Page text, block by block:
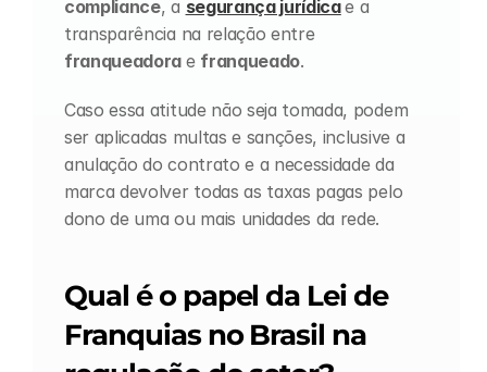
compliance, a segurança jurídicae a
transparência na relação entre
franqueadora e franqueado.
Caso essa atitude não seja tomada, podem
ser aplicadas multas e sanções, inclusive a
anulação do contrato e a necessidade da
marca devolver todas as taxas pagas pelo
dono de uma ou mais unidades da rede.
Qual é o papel da Lei de
Franquias no Brasil na